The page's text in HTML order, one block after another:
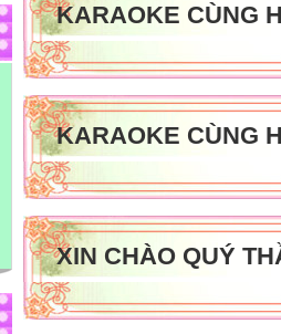
KARAOKE CÙNG
KARAOKE CÙNG
XIN CHÀO QUÝ